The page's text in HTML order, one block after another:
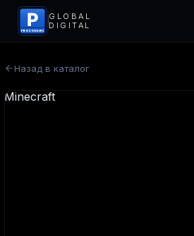
P
PROCODS.RU
GLOBAL
DIGITAL
Назад в каталог